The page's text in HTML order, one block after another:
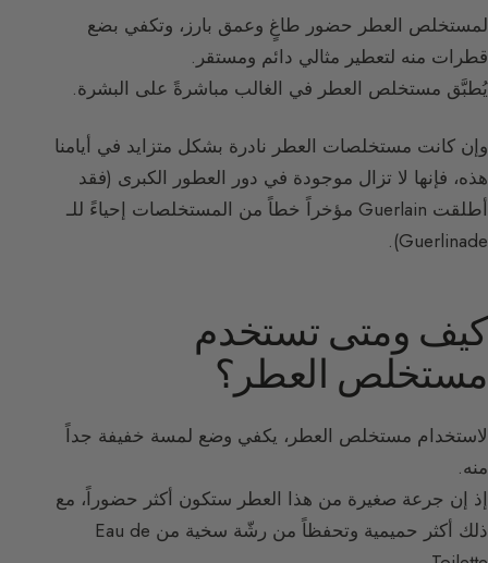
لمستخلص العطر حضور طاغٍ وعمق بارز، وتكفي بضع
قطرات منه لتعطير مثالي دائم ومستقر.
يُطبَّق مستخلص العطر في الغالب مباشرةً على البشرة.
وإن كانت مستخلصات العطر نادرة بشكل متزايد في أيامنا
هذه، فإنها لا تزال موجودة في دور العطور الكبرى (فقد
أطلقت Guerlain مؤخراً خطاً من المستخلصات إحياءً للـ
Guerlinade).
كيف ومتى تستخدم
مستخلص العطر؟
لاستخدام مستخلص العطر، يكفي وضع لمسة خفيفة جداً
منه.
إذ إن جرعة صغيرة من هذا العطر ستكون أكثر حضوراً، مع
ذلك أكثر حميمية وتحفظاً من رشّة سخية من Eau de